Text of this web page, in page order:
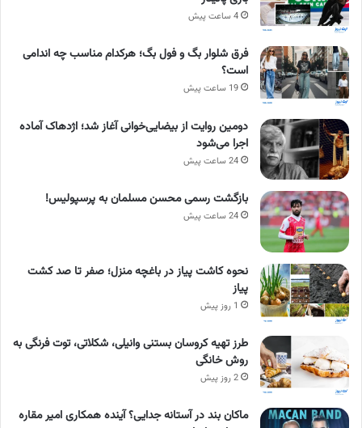
4 ساعت پیش
فرق شلوار بگ و فول بگ؛ هرکدام مناسب چه اندامی
است؟
19 ساعت پیش
دومین روایت از بیضایی‌خوانی آغاز شد؛ اژدهاک آماده
اجرا می‌شود
24 ساعت پیش
بازگشت رسمی محسن مسلمان به پرسپولیس!
24 ساعت پیش
نحوه کاشت پیاز در باغچه منزل؛ صفر تا صد کشت
پیاز
1 روز پیش
طرز تهیه کروسان بستنی وانیلی، شکلاتی، توت فرنگی به
روش خانگی
2 روز پیش
ماکان بند در آستانه جدایی؟ آینده همکاری امیر مقاره